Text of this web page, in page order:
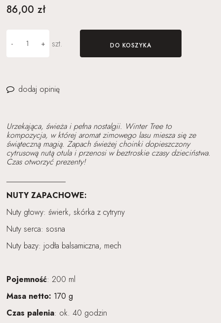
86,00 zł
+
- szt. DO KOSZYKA
dodaj opinię
Urzekająca, świeża i pełna nostalgii. Winter Tree to
kompozycja, w której aromat zimowego lasu miesza się ze
świąteczną magią. Zapach świeżej choinki dopieszczony
cytrusową nutą otula i przenosi w beztroskie czasy dzieciństwa.
Czas otworzyć prezenty!
NUTY ZAPACHOWE:
Nuty głowy: świerk, skórka z cytryny
Nuty serca: sosna
Nuty bazy: jodła balsamiczna, mech
Pojemność: 200 ml
Masa netto: 170 g
Czas palenia: ok. 40 godzin